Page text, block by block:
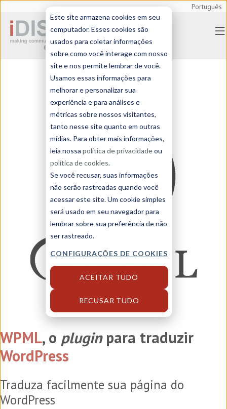
Este site armazena cookies em seu
computador. Esses cookies são
usados para coletar informações
sobre como você interage com nosso
site e nos permite lembrar de você.
Usamos essas informações para
melhorar e personalizar sua
experiência e para análises e
métricas sobre nossos visitantes,
tanto nesse site quanto em outras
mídias. Para obter mais informações,
leia nossa política de privacidadeou
política de cookies.
Se você recusar, suas informações
não serão rastreadas quando você
acessar este site. Um cookie simples
será usado em seu navegador para
lembrar sobre sua preferência de não
ser rastreado.
CONFIGURAÇÕES DE COOKIES
ACEITAR TUDO
RECUSAR TUDO
Português
WPML, o pluginpara traduzir
WordPress
Traduza facilmente sua página do
WordPress